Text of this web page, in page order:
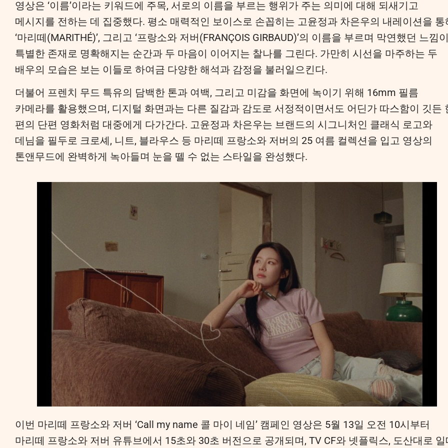
영상은 ‘이름’이라는 키워드에 주목, 서로의 이름을 부르는 행위가 주는 의미에 대해 되새기고
메시지를 전하는 데 집중했다. 평소 매력적인 보이스로 손꼽히는 고윤정과 차은우의 내레이션을 통
‘마리떼(MARITHÉ)’, 그리고 ‘프랑소와 저버(FRANÇOIS GIRBAUD)’의 이름을 부르며 막연했던 느낌이
특별한 존재로 명확해지는 순간과 두 마음이 이어지는 찰나를 그린다. 가만히 시선을 마주하는 두
배우의 모습은 보는 이들로 하여금 다양한 해석과 감정을 불러일으킨다.
더불어 프렌치 무드 특유의 담백한 톤과 여백, 그리고 미감을 화면에 녹이기 위해 16mm 필름
카메라를 활용했으며, 디지털 화면과는 다른 질감과 감도로 서정적이면서도 어딘가 따스함이 깃든
편의 단편 영화처럼 대중에게 다가간다. 고윤정과 차은우는 브랜드의 시그니처인 클래식 로고와
데님을 필두로 크로셰, 니트, 블라우스 등 마리떼 프랑소와 저버의 25 여름 컬렉션을 입고 영상의
톤앤무드에 완벽하게 녹아들며 눈을 뗄 수 없는 스타일을 완성했다.
이번 마리떼 프랑소와 저버 ‘Call my name 콜 마이 네임’ 캠페인 영상은 5월 13일 오전 10시부터
마리떼 프랑소와 저버 유튜브에서 15초와 30초 버전으로 공개되며, TV CF와 넷플릭스, 도산대로 일